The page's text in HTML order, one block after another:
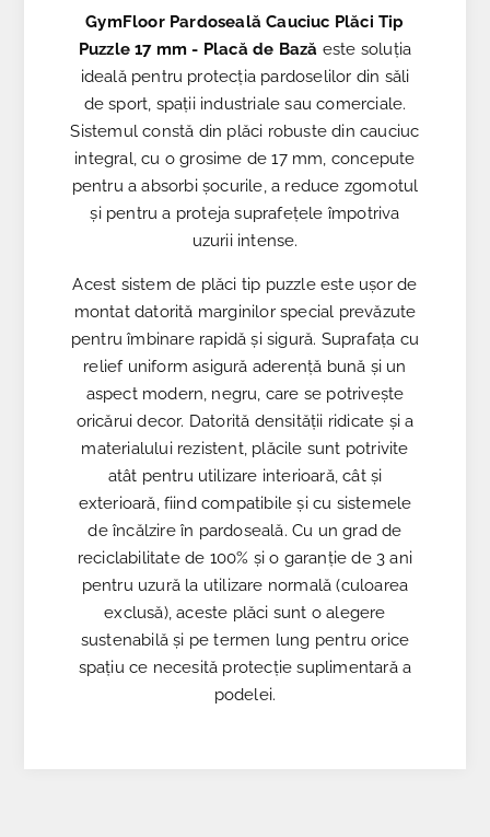
GymFloor Pardoseală Cauciuc Plăci Tip
Puzzle 17 mm - Placă de Bază este soluția
ideală pentru protecția pardoselilor din săli
de sport, spații industriale sau comerciale.
Sistemul constă din plăci robuste din cauciuc
integral, cu o grosime de 17 mm, concepute
pentru a absorbi șocurile, a reduce zgomotul
și pentru a proteja suprafețele împotriva
uzurii intense.
Acest sistem de plăci tip puzzle este ușor de
montat datorită marginilor special prevăzute
pentru îmbinare rapidă și sigură. Suprafața cu
relief uniform asigură aderență bună și un
aspect modern, negru, care se potrivește
oricărui decor. Datorită densității ridicate și a
materialului rezistent, plăcile sunt potrivite
atât pentru utilizare interioară, cât și
exterioară, fiind compatibile și cu sistemele
de încălzire în pardoseală. Cu un grad de
reciclabilitate de 100% și o garanție de 3 ani
pentru uzură la utilizare normală (culoarea
exclusă), aceste plăci sunt o alegere
sustenabilă și pe termen lung pentru orice
spațiu ce necesită protecție suplimentară a
podelei.